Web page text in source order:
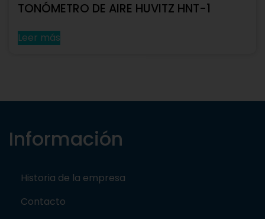
TONÓMETRO DE AIRE HUVITZ HNT-1
Leer más
Información
Historia de la empresa
Contacto